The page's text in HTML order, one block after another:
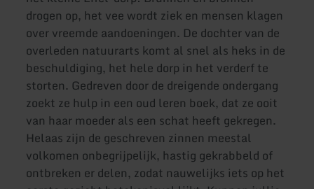
drogen op, het vee wordt ziek en mensen klagen
over vreemde aandoeningen. De dochter van de
overleden natuurarts komt al snel als heks in de
beschuldiging, het hele dorp in het verderf te
storten. Gedreven door de dreigende ondergang
zoekt ze hulp in een oud leren boek, dat ze ooit
van haar moeder als een schat heeft gekregen.
Helaas zijn de geschreven zinnen meestal
volkomen onbegrijpelijk, hastig gekrabbeld of
ontbreken er delen, zodat nauwelijks iets op het